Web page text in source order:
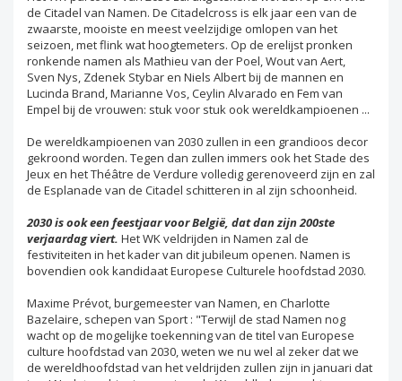
de Citadel van Namen. De Citadelcross is elk jaar een van de
zwaarste, mooiste en meest veelzijdige omlopen van het
seizoen, met flink wat hoogtemeters. Op de erelijst pronken
ronkende namen als Mathieu van der Poel, Wout van Aert,
Sven Nys, Zdenek Stybar en Niels Albert bij de mannen en
Lucinda Brand, Marianne Vos, Ceylin Alvarado en Fem van
Empel bij de vrouwen: stuk voor stuk ook wereldkampioenen ...
De wereldkampioenen van 2030 zullen in een grandioos decor
gekroond worden. Tegen dan zullen immers ook het Stade des
Jeux en het Théâtre de Verdure volledig gerenoveerd zijn en zal
de Esplanade van de Citadel schitteren in al zijn schoonheid.
2030 is ook een feestjaar voor België, dat dan zijn 200ste
verjaardag viert. Het WK veldrijden in Namen zal de
festiviteiten in het kader van dit jubileum openen. Namen is
bovendien ook kandidaat Europese Culturele hoofdstad 2030.
Maxime Prévot, burgemeester van Namen, en Charlotte
Bazelaire, schepen van Sport : "Terwijl de stad Namen nog
wacht op de mogelijke toekenning van de titel van Europese
culture hoofdstad van 2030, weten we nu wel al zeker dat we
de wereldhoofdstad van het veldrijden zullen zijn in januari dat